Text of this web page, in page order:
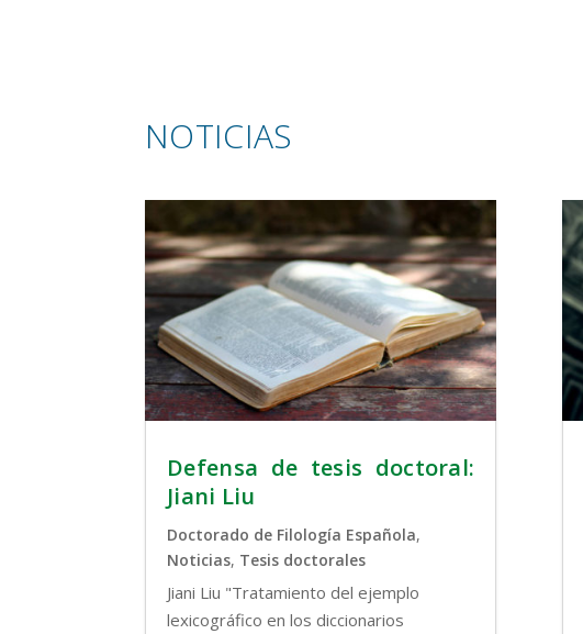
NOTICIAS
Defensa de tesis doctoral:
Jiani Liu
Doctorado de Filología Española,
Noticias, Tesis doctorales
Jiani Liu "Tratamiento del ejemplo
lexicográfico en los diccionarios